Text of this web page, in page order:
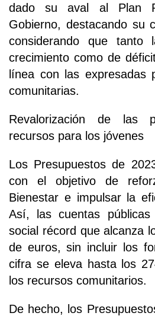
dado su aval al Plan
Gobierno, destacando su
considerando que tanto
crecimiento como de
línea con las expresadas
comunitarias.
Revalorización de las
recursos para los jóvenes
Los Presupuestos de
con el objetivo de
Bienestar e impulsar la
Así, las cuentas
social récord que alcanza
de euros, sin incluir los
cifra se eleva hasta los
los recursos comunitarios.
De hecho, los